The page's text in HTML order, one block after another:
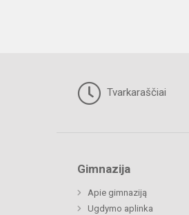
Tvarkaraščiai
Gimnazija
Apie gimnaziją
Ugdymo aplinka